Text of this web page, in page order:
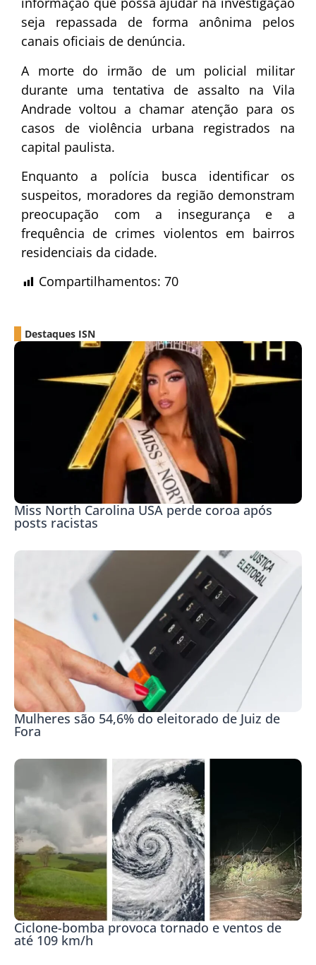
seja repassada de forma anônima pelos
canais oficiais de denúncia.
A morte do irmão de um policial militar
durante uma tentativa de assalto na Vila
Andrade voltou a chamar atenção para os
casos de violência urbana registrados na
capital paulista.
Enquanto a polícia busca identificar os
suspeitos, moradores da região demonstram
preocupação com a insegurança e a
frequência de crimes violentos em bairros
residenciais da cidade.
Compartilhamentos: 70
Destaques ISN
Miss North Carolina USA perde coroa após
posts racistas
Mulheres são 54,6% do eleitorado de Juiz de
Fora
Ciclone-bomba provoca tornado e ventos de
até 109 km/h